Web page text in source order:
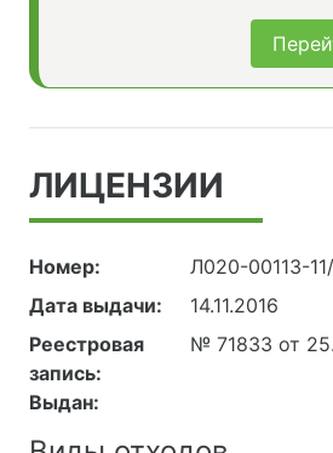
ЛИЦЕНЗИИ
Номер:
Л020-00113-
Дата выдачи:
14.11.2016
Реестровая
запись:
№ 71833 от
Выдан: